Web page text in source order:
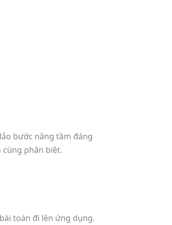
bước nâng tầm đáng
phân biệt.
toán đi lên ứng dụng.